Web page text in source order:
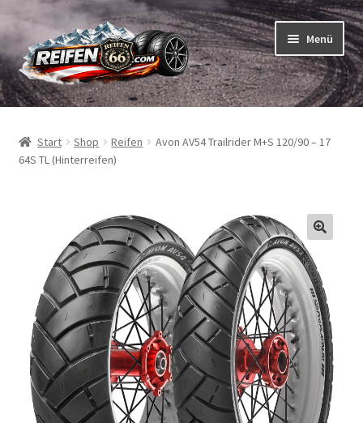
Zur
Navigation
springen
Zum
Inhalt
springen
Menü
Reifen
Schläuche
Marken
öffnen
Reifentests
Kontakt
Start Shop Reifen
Avon AV54 Trailrider M+S 120/90 – 17
64S TL (Hinterreifen)